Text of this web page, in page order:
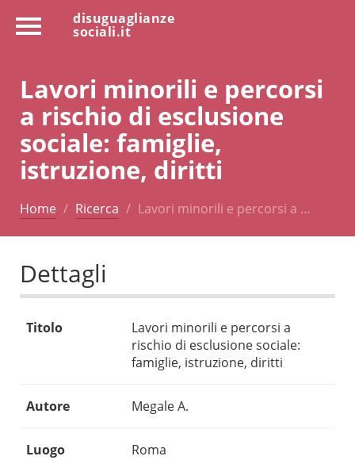
disuguaglianze
sociali.it
Lavori minorili e percorsi
a rischio di esclusione
sociale: famiglie,
istruzione, diritti
Home Ricerca Lavori minorili e percorsi a …
Dettagli
Titolo
Lavori minorili e percorsi a
rischio di esclusione sociale:
famiglie, istruzione, diritti
Autore Megale A.
Luogo Roma